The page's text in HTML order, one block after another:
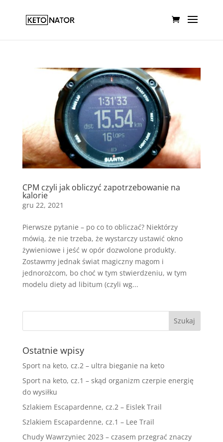
CPM czyli jak obliczyć zapotrzebowanie na
kalorie
gru 22, 2021
Pierwsze pytanie – po co to obliczać? Niektórzy
mówią, że nie trzeba, że wystarczy ustawić okno
żywieniowe i jeść w opór dozwolone produkty.
Zostawmy jednak świat magiczny magom i
jednorożcom, bo choć w tym stwierdzeniu, w tym
modelu diety ad libitum (czyli wg...
Ostatnie wpisy
Sport na keto, cz.2 – ultra bieganie na keto
Sport na keto, cz.1 – skąd organizm czerpie energię
do wysiłku
Szlakiem Escapardenne, cz.2 – Eislek Trail
Szlakiem Escapardenne, cz.1 – Lee Trail
Chudy Wawrzyniec 2023 – czasem przegrać znaczy